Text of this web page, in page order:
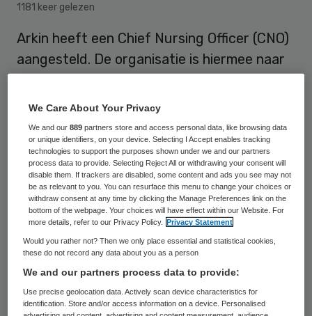
1181 keer gelezen
Arkin heeft een Chief Nursing Officer (CNO)
aangesteld. De organisatie is hiermee naar
instelling met een CNO. Die moet de
verbindende schakel vormen tussen
bestuur, beleid, verpleegkundige professie
en de beroepspraktijk.
Elfi Rookhuizen gaat de functie vervullen.
bescheiden; zij mogen de kracht en
toegevoegde waarde van hun kennis en
vaardigheden beter uitdragen”, zegt zij in
We Care About Your Privacy
We and our889 partners store and access personal data, like browsing data
or unique identifiers, on your device. Selecting I Accept enables tracking
technologies to support the purposes shown under we and our partners
process data to provide. Selecting Reject All or withdrawing your consent will
disable them. If trackers are disabled, some content and ads you see may not
be as relevant to you. You can resurface this menu to change your choices or
withdraw consent at any time by clicking the Manage Preferences link on the
bottom of the webpage. Your choices will have effect within our Website. For
more details, refer to our Privacy Policy.
Privacy Statement
Would you rather not? Then we only place essential and statistical cookies,
these do not record any data about you as a person
We and our partners process data to provide:
Use precise geolocation data. Actively scan device characteristics for
identification. Store and/or access information on a device. Personalised